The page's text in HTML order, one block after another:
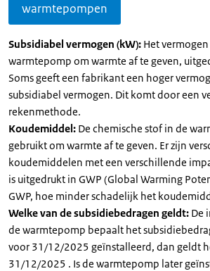
warmtepompen
Subsidiabel vermogen (kW): Het
warmtepomp om warmte af te geven,
Soms geeft een fabrikant een hoger
subsidiabel vermogen. Dit komt door een
rekenmethode.
Koudemiddel: De chemische stof in de
gebruikt om warmte af te geven. Er zijn
koudemiddelen met een verschillende
is uitgedrukt in GWP (Global Warming
GWP, hoe minder schadelijk het
Welke van de subsidiebedragen geldt: De
de warmtepomp bepaalt het
voor 31/12/2025 geïnstalleerd, dan geldt
31/12/2025 . Is de warmtepomp later